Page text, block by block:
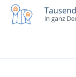
in ganz